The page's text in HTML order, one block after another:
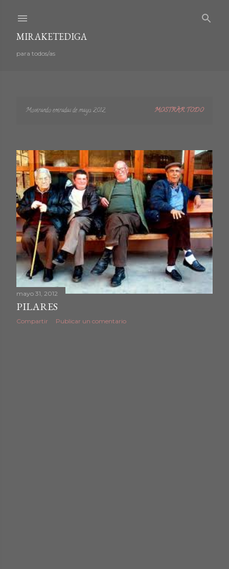
MIRAKETEDIGA
para todos/as
n
t
r
a
d
a
s
Mostrando entradas de mayo, 2012 MOSTRAR TODO
mayo 31, 2012
PILARES
Compartir Publicar un comentario